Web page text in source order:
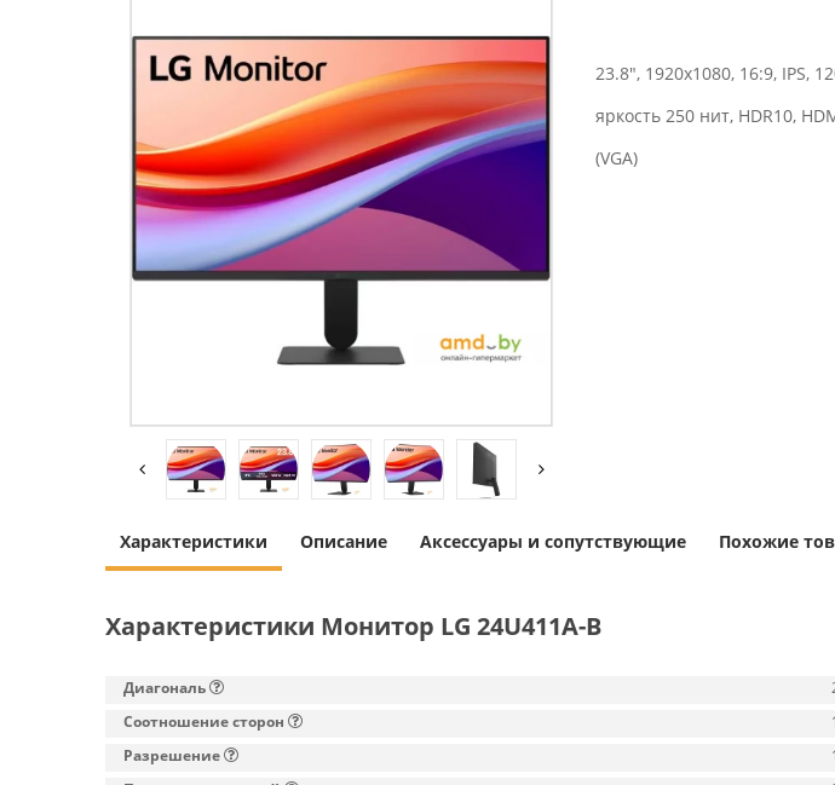
23.8", 1920x1080, 16:9, IPS,
яркость 250 нит, HDR10,
(VGA)
Характеристики Описание Аксессуары и сопутствующие Похожие
Характеристики Монитор LG 24U411A-B
Диагональ
Соотношение сторон
Разрешение